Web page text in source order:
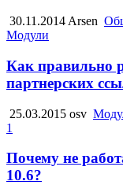
30.11.2014 Arsen
Модули
Как правильно
партнерских
25.03.2015 osv
1
Почему не
10.6?